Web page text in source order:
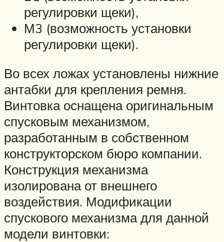
регулировки щеки),
М3 (возможность установки
регулировки щеки).
Во всех ложах установлены нижние
антабки для крепления ремня.
Винтовка оснащена оригинальным
спусковым механизмом,
разработанным в собственном
конструкторском бюро компании.
Конструкция механизма
изолирована от внешнего
воздействия. Модификации
спускового механизма для данной
модели винтовки: